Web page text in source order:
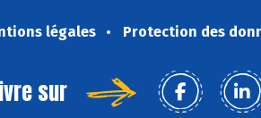
légales Protection des
sur